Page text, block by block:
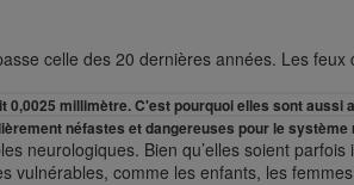
celle des 20 dernières années. Les
millimètre. C'est pourquoi elles sont aussi
néfastes et dangereuses pour le
neurologiques. Bien qu’elles soient
comme les enfants, les